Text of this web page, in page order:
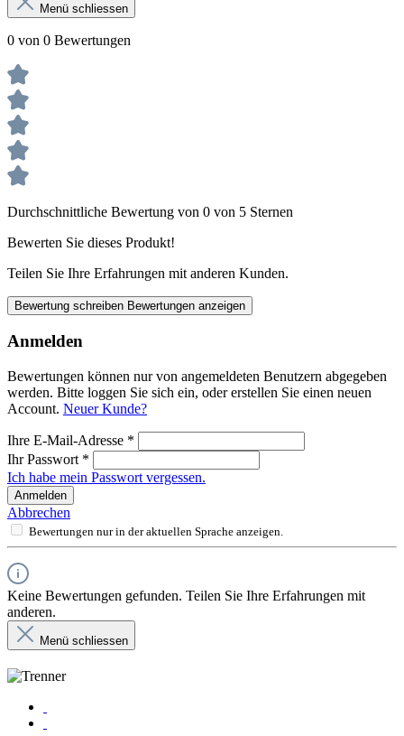
Menü schliessen
0 von 0 Bewertungen
Durchschnittliche Bewertung von 0 von 5 Sternen
Bewerten Sie dieses Produkt!
Teilen Sie Ihre Erfahrungen mit anderen Kunden.
Bewertung schreiben Bewertungen anzeigen
Anmelden
Bewertungen können nur von angemeldeten Benutzern abgegeben
werden. Bitte loggen Sie sich ein, oder erstellen Sie einen neuen
Account. Neuer Kunde?
Ihre E-Mail-Adresse *
Ihr Passwort *
Ich habe mein Passwort vergessen.
Anmelden
Abbrechen
Bewertungen nur in der aktuellen Sprache anzeigen.
Keine Bewertungen gefunden. Teilen Sie Ihre Erfahrungen mit
anderen.
Menü schliessen